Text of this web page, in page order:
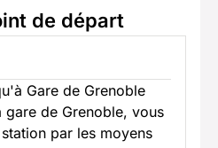
de départ
Gare de Grenoble
gare de Grenoble, vous
par les moyens